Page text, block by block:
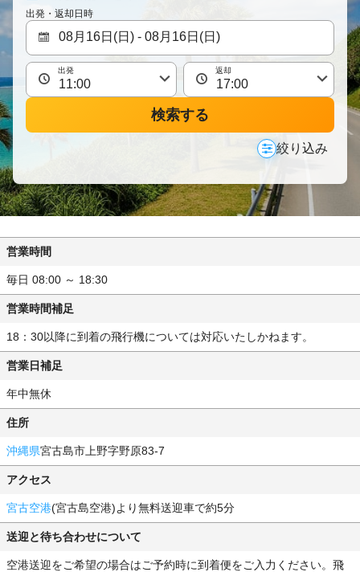
出発・返却日時
出発 返却
検索する
絞り込み
営業時間
毎日 08:00 ～ 18:30
営業時間補足
18：30以降に到着の飛行機については対応いたしかねます。
営業日補足
年中無休
住所
沖縄県宮古島市上野字野原83-7
アクセス
宮古空港(宮古島空港)より無料送迎車で約5分
送迎と待ち合わせについて
空港送迎をご希望の場合はご予約時に到着便をご入力ください。飛